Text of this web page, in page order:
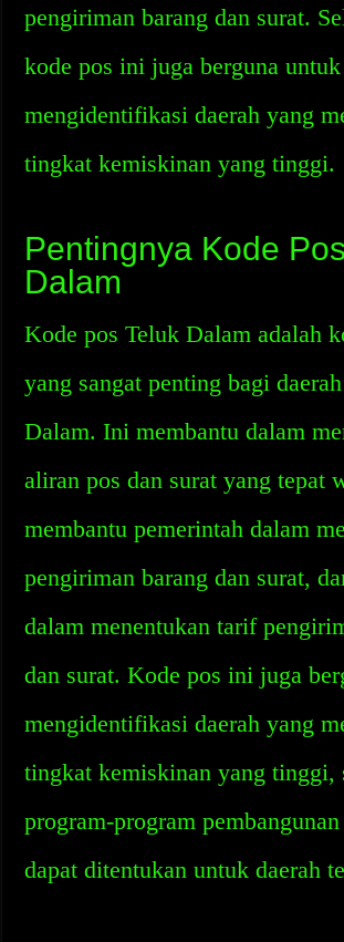
pengiriman barang dan surat.
kode pos ini juga berguna untuk
mengidentifikasi daerah yang
tingkat kemiskinan yang tinggi.
Pentingnya Kode
Dalam
Kode pos Teluk Dalam adalah
yang sangat penting bagi
Dalam. Ini membantu dalam
aliran pos dan surat yang tepat
membantu pemerintah dalam
pengiriman barang dan surat,
dalam menentukan tarif
dan surat. Kode pos ini juga
mengidentifikasi daerah yang
tingkat kemiskinan yang tinggi,
program-program
dapat ditentukan untuk daerah